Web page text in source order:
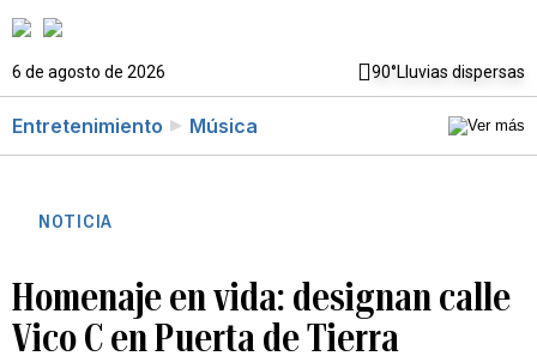
6 de agosto de 2026 90°Lluvias dispersas
Entretenimiento Música
NOTICIA
Homenaje en vida: designan calle
Vico C en Puerta de Tierra